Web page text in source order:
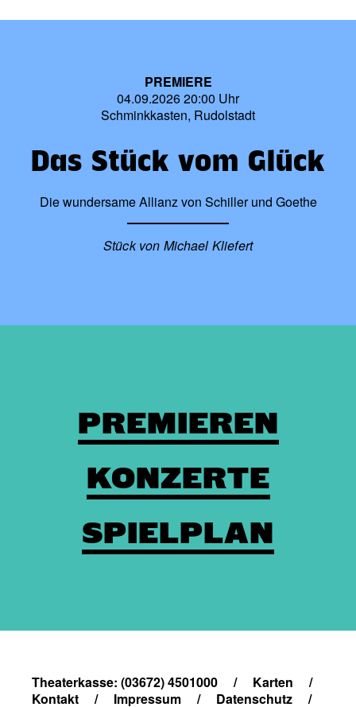
PREMIERE
04.09.2026 20:00 Uhr
Schminkkasten, Rudolstadt
Das Stück vom Glück
Die wundersame Allianz von Schiller und Goethe
Stück von Michael Kliefert
PREMIEREN
KONZERTE
SPIELPLAN
Theaterkasse: (03672) 4501000 / Karten
/
Kontakt
/ Impressum / Datenschutz
/